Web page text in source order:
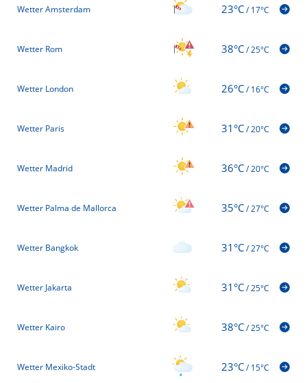
Wetter Amsterdam 23°C/17°C
Wetter Rom 38°C/25°C
Wetter London 26°C/16°C
Wetter Paris 31°C/20°C
Wetter Madrid 36°C/20°C
Wetter Palma de Mallorca 35°C/27°C
Wetter Bangkok 31°C/27°C
Wetter Jakarta 31°C/25°C
Wetter Kairo 38°C/25°C
Wetter Mexiko-Stadt 23°C/15°C